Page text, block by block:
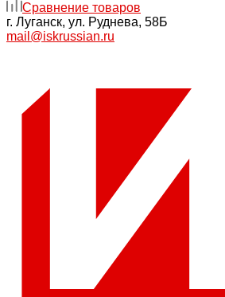
Сравнение товаров
г. Луганск, ул. Руднева, 58Б
mail@iskrussian.ru